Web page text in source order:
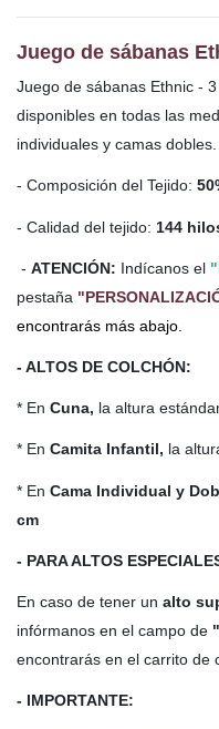
Juego de sábanas
Juego de sábanas Ethnic -
disponibles en todas las
individuales y camas dobles.
- Composición del Tejido:
- Calidad del tejido: 144
- ATENCIÓN: Indícanos el
pestaña
encontrarás más abajo.
- ALTOS DE COLCHÓN:
* En Cuna, la altura
* En Camita Infantil, la
* En Cama Individual y
cm
- PARA ALTOS
En caso de tener un alto
infórmanos en el campo de
encontrarás en el carrito de
- IMPORTANTE: